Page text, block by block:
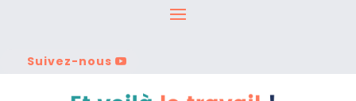
Suivez-nous